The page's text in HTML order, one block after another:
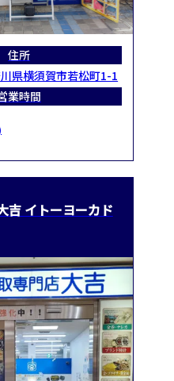
住所
県横須賀市若松町1-1
業時間
吉 イトーヨーカド